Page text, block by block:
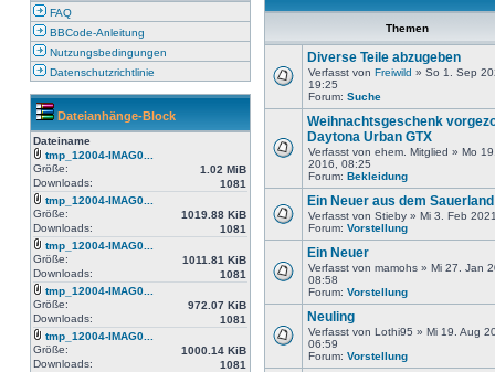
FAQ
BBCode-Anleitung
Nutzungsbedingungen
Datenschutzrichtlinie
Dateianhänge-Block
Dateiname
tmp_12004-IMAG0...
Größe:
1.02 MiB
Downloads:
1081
tmp_12004-IMAG0...
Größe:
1019.88 KiB
Downloads:
1081
tmp_12004-IMAG0...
Größe:
1011.81 KiB
Downloads:
1081
tmp_12004-IMAG0...
Größe:
972.07 KiB
Downloads:
1081
tmp_12004-IMAG0...
Größe:
1000.14 KiB
Downloads:
1081
Themen
Diverse Teile abzugeben
Verfasst von Freiwild » So 1. Sep
19:25
Forum: Suche
Weihnachtsgeschenk
Daytona Urban GTX
Verfasst von ehem. Mitglied » Mo
2016, 08:25
Forum: Bekleidung
Ein Neuer aus dem Sauerland
Verfasst von Stieby » Mi 3. Feb
Forum: Vorstellung
Ein Neuer
Verfasst von mamohs » Mi 27. Jan
08:58
Forum: Vorstellung
Neuling
Verfasst von Lothi95 » Mi 19. Aug
06:59
Forum: Vorstellung